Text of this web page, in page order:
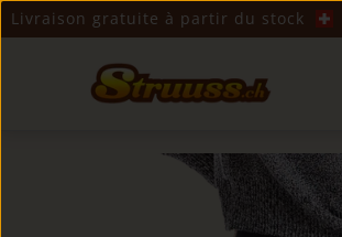
Livraison gratuite à partir du stock